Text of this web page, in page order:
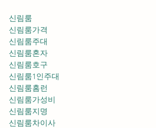
신림룸
신림룸가격
신림룸주대
신림룸혼자
신림룸호구
신림룸1인주대
신림룸홈런
신림룸가성비
신림룸지명
신림룸차이사